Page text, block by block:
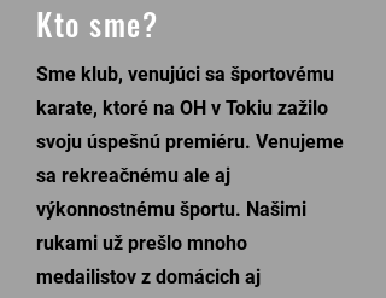
Kto sme?
Sme klub, venujúci sa športovému
karate, ktoré na OH v Tokiu zažilo
svoju úspešnú premiéru. Venujeme
sa rekreačnému ale aj
výkonnostnému športu. Našimi
rukami už prešlo mnoho
medailistov z domácich aj